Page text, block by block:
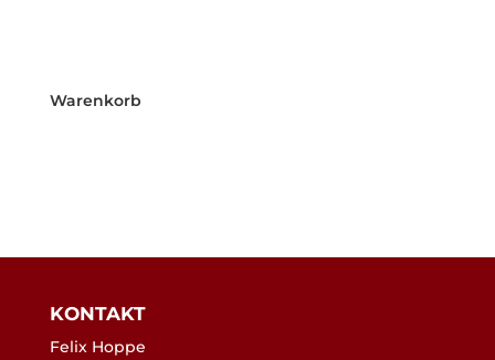
Warenkorb
KONTAKT
Felix Hoppe